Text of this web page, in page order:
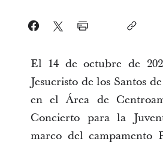
El 14 de octubre de
Jesucristo de los Santos
en el Área de
Concierto para la
marco del campamento